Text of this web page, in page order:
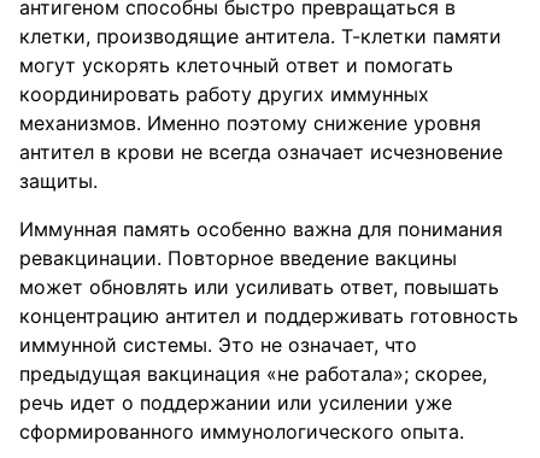
антигеном способны быстро превращаться в
клетки, производящие антитела. Т-клетки памяти
могут ускорять клеточный ответ и помогать
координировать работу других иммунных
механизмов. Именно поэтому снижение уровня
антител в крови не всегда означает исчезновение
защиты.
Иммунная память особенно важна для понимания
ревакцинации. Повторное введение вакцины
может обновлять или усиливать ответ, повышать
концентрацию антител и поддерживать готовность
иммунной системы. Это не означает, что
предыдущая вакцинация «не работала»; скорее,
речь идет о поддержании или усилении уже
сформированного иммунологического опыта.